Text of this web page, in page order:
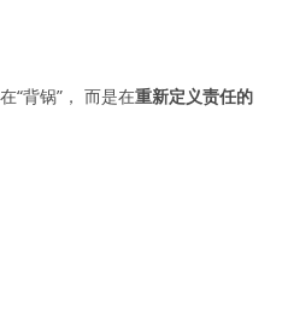
“背锅”， 而是在重新定义责任的